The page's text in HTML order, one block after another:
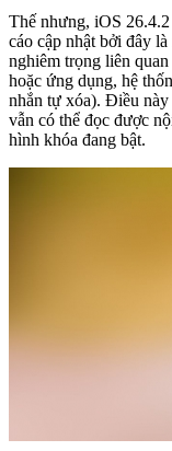
Thế nhưng, iOS
cáo cập nhật bởi đây
nghiêm trọng liên
hoặc ứng dụng, hệ
nhắn tự xóa). Điều
vẫn có thể đọc được
hình khóa đang bật.